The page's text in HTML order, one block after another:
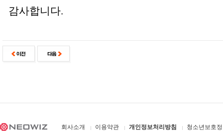
감사합니다.
회사소개 이용약관 개인정보처리방침 청소년보호